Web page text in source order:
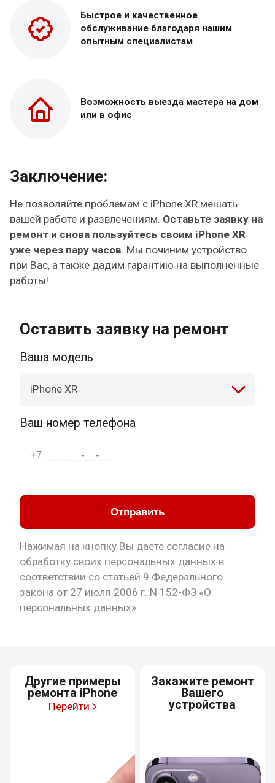
Быстрое и качественное
обслуживание благодаря нашим
опытным специалистам
Возможность выезда мастера на дом
или в офис
Заключение:
Не позволяйте проблемам с iPhone XR мешать
вашей работе и развлечениям. Оставьте заявку на
ремонт и снова пользуйтесь своим iPhone XR
уже через пару часов. Мы починим устройство
при Вас, а также дадим гарантию на выполненные
работы!
Оставить заявку на ремонт
Ваша модель
iPhone XR
Ваш номер телефона
Отправить
Нажимая на кнопку Вы даете согласие на
обработку своих персональных данных в
соответствии со статьей 9 Федерального
закона от 27 июля 2006 г. N 152-ФЗ «О
персональных данных»
Другие примеры
ремонта iPhone
Перейти
Закажите ремонт
Вашего
устройства